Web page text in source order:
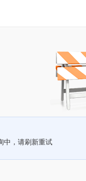
中，请刷新重试